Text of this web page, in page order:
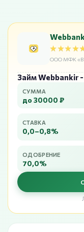
ООО МФК
Займ Webbankir
СУММА
до 30000 ₽
СТАВКА
0,0–0,8%
ОДОБРЕНИЕ
70,0%